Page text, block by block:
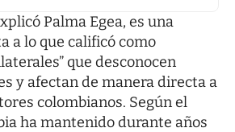
Palma Egea, es una
a lo que calificó como
que desconocen
y afectan de manera directa a
colombianos. Según el
ha mantenido durante años